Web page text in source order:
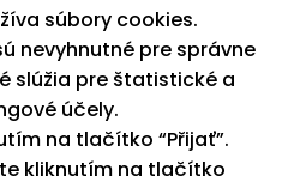
Blog
feed
súbory cookies.
nevyhnutné pre správne
slúžia pre štatistické a
účely.
na tlačítko “Přijať”.
kliknutím na tlačítko